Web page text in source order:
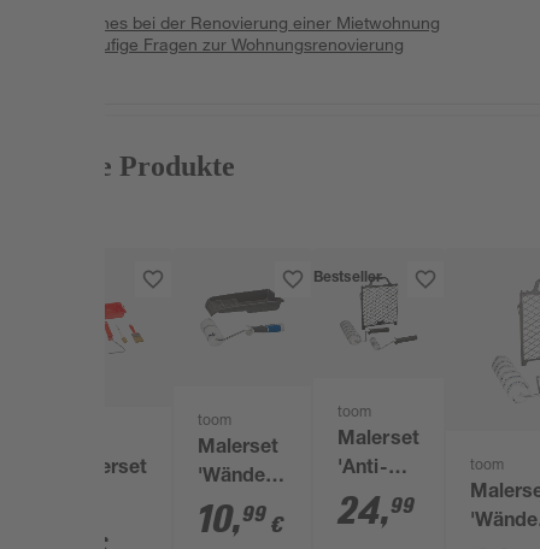
Rechtliches bei der Renovierung einer Mietwohnung
FAQ: Häufige Fragen zur Wohnungsrenovierung
Passende Produkte
Renovierset
toom
Malerset
'Wände
streichen'
rau 12 cm
10,99 €
Bestseller
toom
Malerset
'Anti-
Spritz'
5-teilig
24,99
toom
'Wände